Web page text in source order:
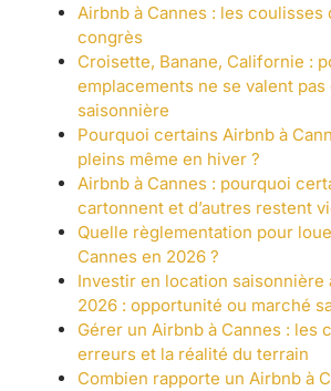
Airbnb à Cannes : les coulisses
congrès
Croisette, Banane, Californie :
emplacements ne se valent
saisonnière
Pourquoi certains Airbnb à
pleins même en hiver ?
Airbnb à Cannes : pourquoi
cartonnent et d’autres restent
Quelle règlementation pour
Cannes en 2026 ?
Investir en location saisonnière
2026 : opportunité ou marché
Gérer un Airbnb à Cannes : les
erreurs et la réalité du terrain
Combien rapporte un Airbnb à